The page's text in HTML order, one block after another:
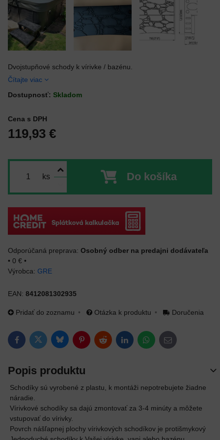
Dvojstupňové schody k vírivke / bazénu.
Čítajte viac
Dostupnosť: Skladom
Cena s DPH
119,93 €
ks Do košíka
Osobný odber na predajni dodávateľa
• 0 € •
Výrobca: GRE
EAN: 8412081302935
Pridať do zoznamu Otázka k produktu Doručenia
FacebookTwitterBlueskyPinterestRedditLinkedInWhatsApp
E-mail
Popis produktu
Schodíky sú vyrobené z plastu, k montáži nepotrebujete žiadne
náradie.
Vírivkové schodíky sa dajú zmontovať za 3-4 minúty a môžete
vstupovať do vírivky.
Povrch nášľapnej plochy vírivkových schodíkov je protišmykový